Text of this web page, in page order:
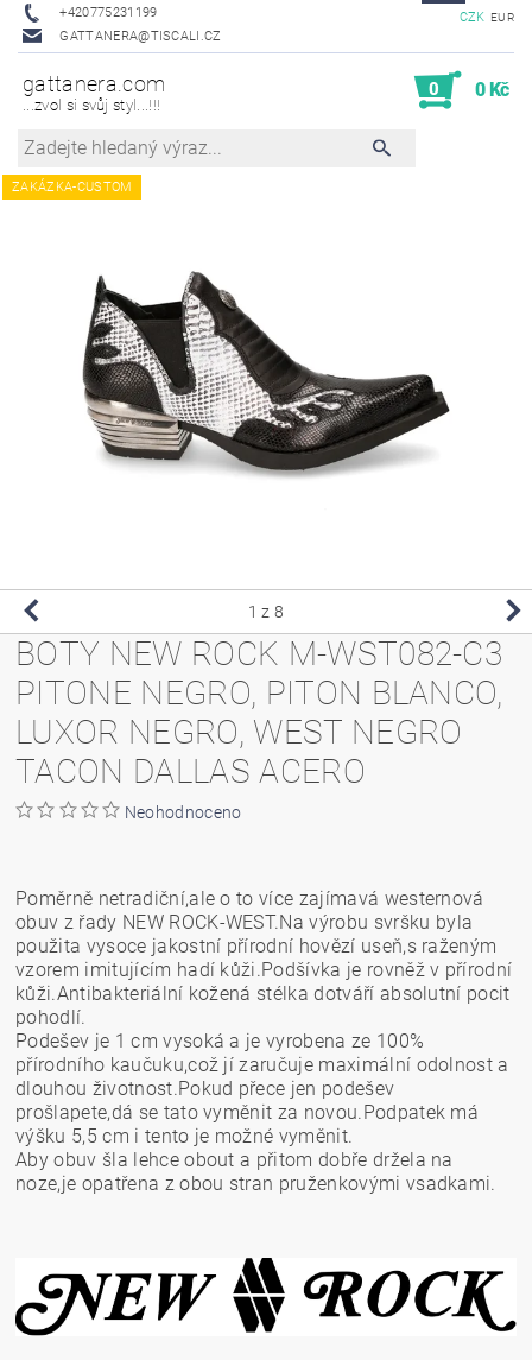
+420775231199
GATTANERA@TISCALI.CZ
CZK EUR
gattanera.com
...zvol si svůj styl...!!!
0 0 Kč
ZAKÁZKA-CUSTOM
1 z 8
BOTY NEW ROCK M-WST082-C3
PITONE NEGRO, PITON BLANCO,
LUXOR NEGRO, WEST NEGRO
TACON DALLAS ACERO
Neohodnoceno
Poměrně netradiční,ale o to více zajímavá westernová
obuv z řady NEW ROCK-WEST.Na výrobu svršku byla
použita vysoce jakostní přírodní hovězí useň,s raženým
vzorem imitujícím hadí kůži.Podšívka je rovněž v přírodní
kůži.Antibakteriální kožená stélka dotváří absolutní pocit
pohodlí.
Podešev je 1 cm vysoká a je vyrobena ze 100%
přírodního kaučuku,což jí zaručuje maximální odolnost a
dlouhou životnost.Pokud přece jen podešev
prošlapete,dá se tato vyměnit za novou.Podpatek má
výšku 5,5 cm i tento je možné vyměnit.
Aby obuv šla lehce obout a přitom dobře držela na
noze,je opatřena z obou stran pruženkovými vsadkami.